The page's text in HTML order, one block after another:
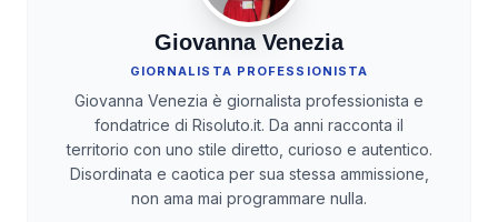
Giovanna Venezia
GIORNALISTA PROFESSIONISTA
Giovanna Venezia è giornalista professionista e
fondatrice di Risoluto.it. Da anni racconta il
territorio con uno stile diretto, curioso e autentico.
Disordinata e caotica per sua stessa ammissione,
non ama mai programmare nulla.